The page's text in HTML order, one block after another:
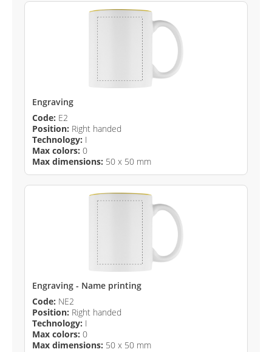
Engraving
Code: E2
Position: Right handed
Technology: I
Max colors: 0
Max dimensions: 50 x 50 mm
Engraving - Name printing
Code: NE2
Position: Right handed
Technology: I
Max colors: 0
Max dimensions: 50 x 50 mm